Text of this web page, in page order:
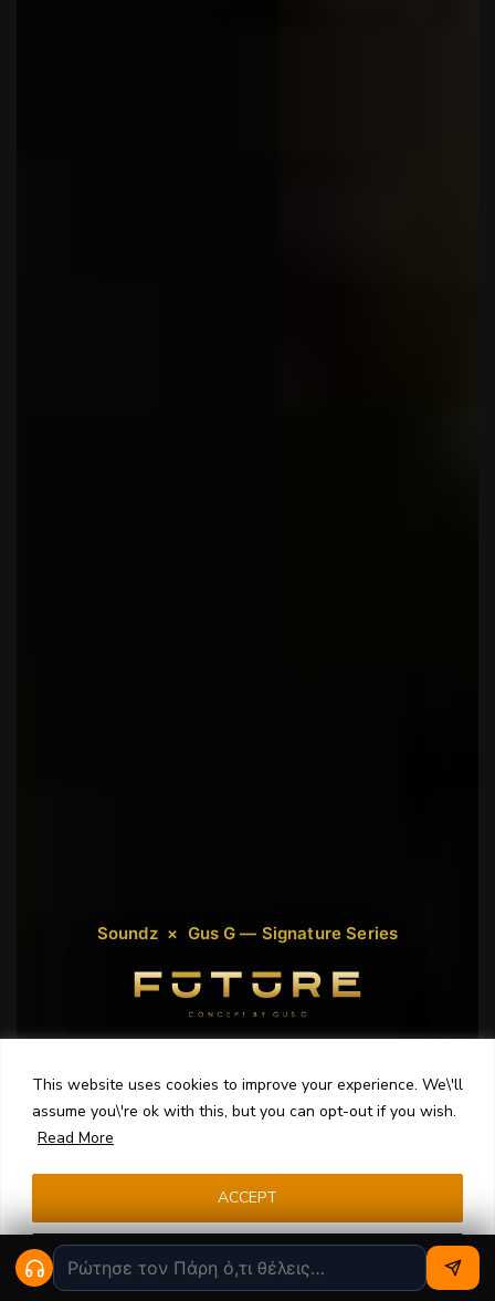
This website uses cookies to improve your experience. We\'ll
assume you\'re ok with this, but you can opt-out if you wish.
Read More
Cookie settings
ACCEPT
Soundz × Gus G — Signature Series
Σχεδιασμένο μαζί με τον Gus G
, το FUTURE είναι
ένα custom in-ear monitor φτιαγμένο αποκλειστικά
για ηλεκτρικούς κιθαρίστες. Δυνατά rhythm tones,
καθαρά solos και η διαύγεια που χρειάζεσαι για να
ξεχωρίζεις σε κάθε mix.
Φτιάξε το δικό σου Γνώρισε τον Gus G ›